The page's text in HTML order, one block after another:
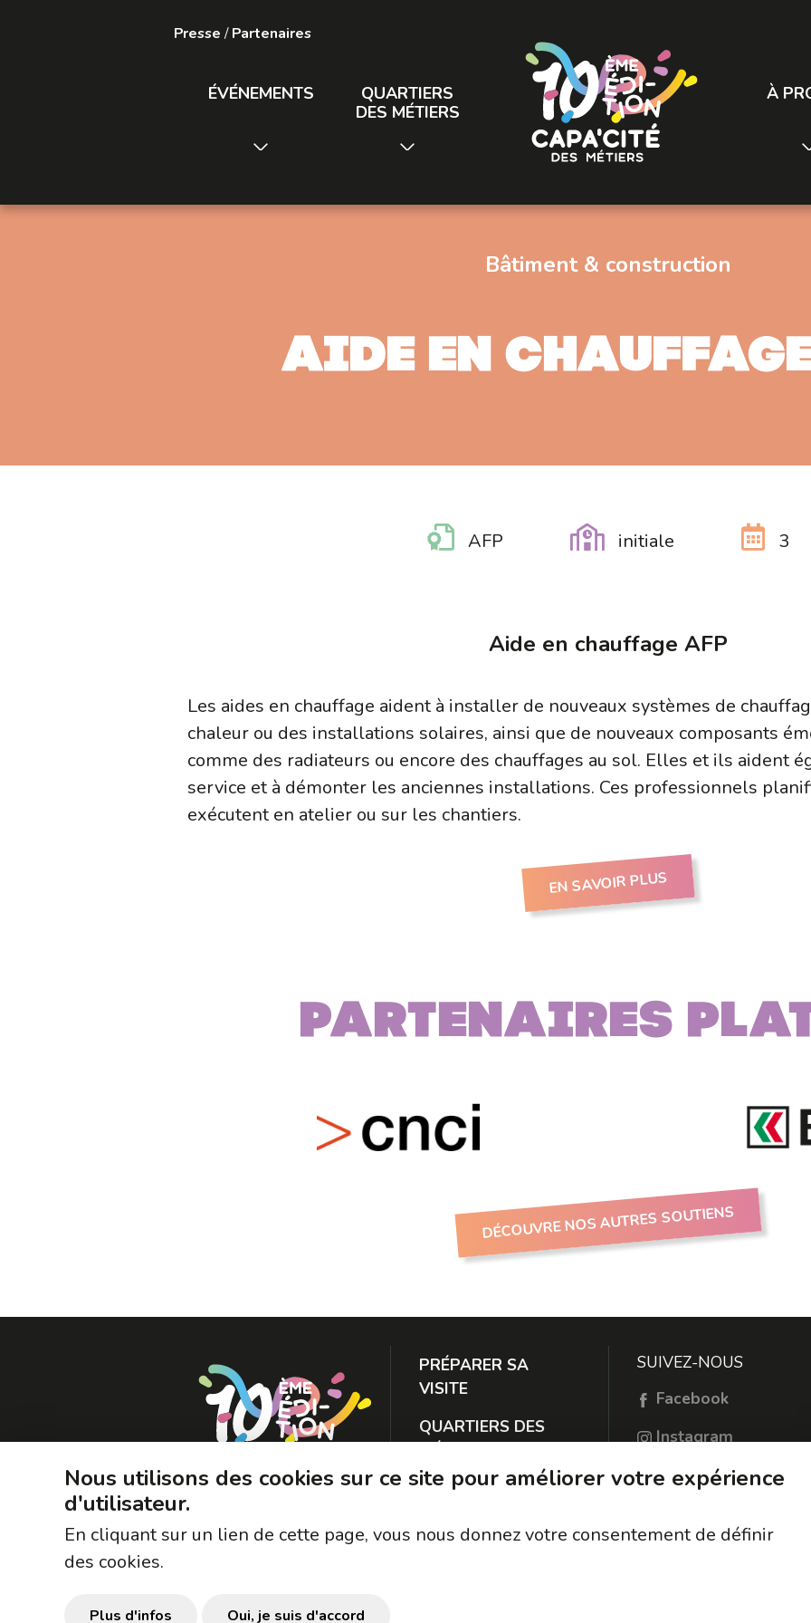
Presse/Partenaires
ÉVÉNEMENTS
QUARTIERS
DES MÉTIERS
À
Bâtiment & construction
Aide en chauffage
AFP initiale 3
Aide en chauffage AFP
Les aides en chauffage aident à installer de nouveaux systèmes de
chaleur ou des installations solaires, ainsi que de nouveaux composants
comme des radiateurs ou encore des chauffages au sol. Elles et ils aident
service et à démonter les anciennes installations. Ces professionnels
exécutent en atelier ou sur les chantiers.
EN SAVOIR PLUS
Partenaires
DÉCOUVRE NOS AUTRES SOUTIENS
PRÉPARER SA
VISITE
QUARTIERS DES
À PROPOS
RESTER EN
SUIVEZ-NOUS
Facebook
Instagram
TikTok
Nous utilisons des cookies sur ce site pour améliorer votre expérience
d'utilisateur.
En cliquant sur un lien de cette page, vous nous donnez votre consentement de définir
des cookies.
Plus d'infos Oui, je suis d'accord